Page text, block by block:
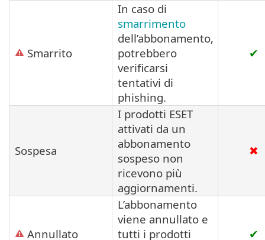
Smarrito
In caso di
smarrimento
dell’abbonamento,
potrebbero
verificarsi
tentativi di
phishing.
✔
Sospesa
I prodotti ESET
attivati da un
abbonamento
sospeso non
ricevono più
aggiornamenti.
✖
Annullato
L’abbonamento
viene annullato e
tutti i prodotti
✔